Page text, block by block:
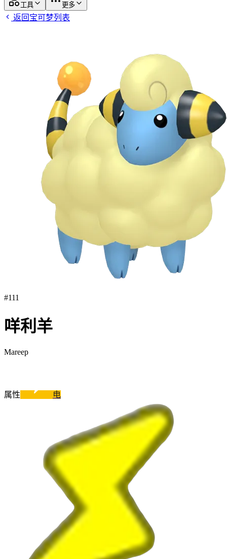
工具 更多
返回宝可梦列表
#111
咩利羊
Mareep
属性 电